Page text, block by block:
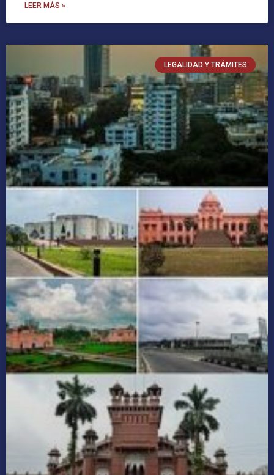
LEER MÁS »
LEGALIDAD Y TRÁMITES